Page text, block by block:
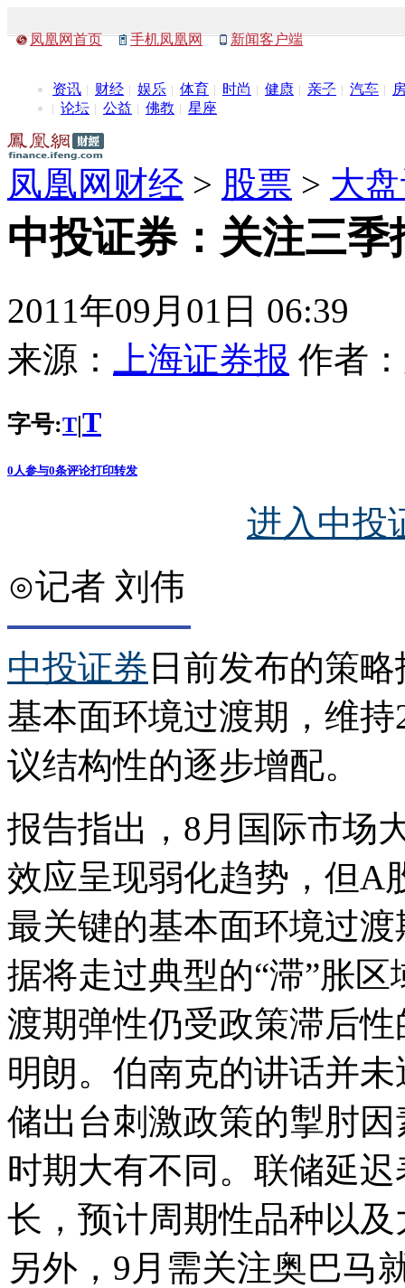
凤凰网首页 手机凤凰网 新闻客户端
资讯 财经 娱乐 体育 时尚 健康 亲子 汽车
论坛
公益 佛教 星座
凤凰网财经 > 股票 > 大
中投证券：关注三季
2011年09月01日 06:39
来源：
上海证券报 作者：
字号:T|T
0 人参与0条评论打印转发
进入中投
⊙记者 刘伟
中投证券 日前发布的策
基本面环境过渡期，维
议结构性的逐步增配。
报告指出，8月国际市场
效应呈现弱化趋势，但A
最关键的基本面环境过
据将走过典型的“滞”胀
渡期弹性仍受政策滞后
明朗。伯南克的讲话并
储出台刺激政策的掣肘
时期大有不同。联储延
长，预计周期性品种以
另外，9月需关注奥巴马